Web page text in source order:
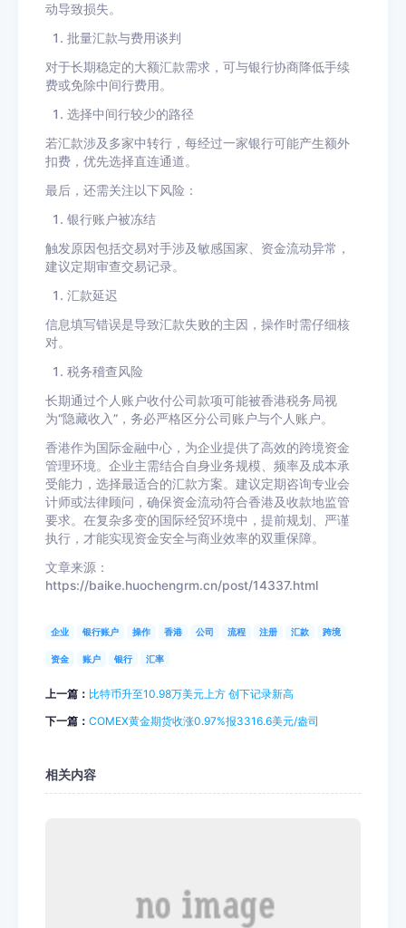
动导致损失。
批量汇款与费用谈判
对于长期稳定的大额汇款需求，可与银行协商降低手续
费或免除中间行费用。
选择中间行较少的路径
若汇款涉及多家中转行，每经过一家银行可能产生额外
扣费，优先选择直连通道。
最后，还需关注以下风险：
银行账户被冻结
触发原因包括交易对手涉及敏感国家、资金流动异常，
建议定期审查交易记录。
汇款延迟
信息填写错误是导致汇款失败的主因，操作时需仔细核
对。
税务稽查风险
长期通过个人账户收付公司款项可能被香港税务局视
为“隐藏收入”，务必严格区分公司账户与个人账户。
香港作为国际金融中心，为企业提供了高效的跨境资金
管理环境。企业主需结合自身业务规模、频率及成本承
受能力，选择最适合的汇款方案。建议定期咨询专业会
计师或法律顾问，确保资金流动符合香港及收款地监管
要求。在复杂多变的国际经贸环境中，提前规划、严谨
执行，才能实现资金安全与商业效率的双重保障。
文章来源：
https://baike.huochengrm.cn/post/14337.html
企业 银行账户 操作 香港 公司 流程 注册 汇款 跨境
资金 账户 银行 汇率
上一篇： 比特币升至10.98万美元上方 创下记录新高
下一篇： COMEX黄金期货收涨0.97%报3316.6美元/盎司
相关内容